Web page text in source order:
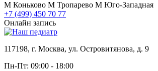
М Коньково М Тропарево М Юго-Западная
+7 (499) 450 70 77
Онлайн запись
117198, г. Москва, ул. Островитянова, д. 9
Пн-Пт: 09:00 - 18:00